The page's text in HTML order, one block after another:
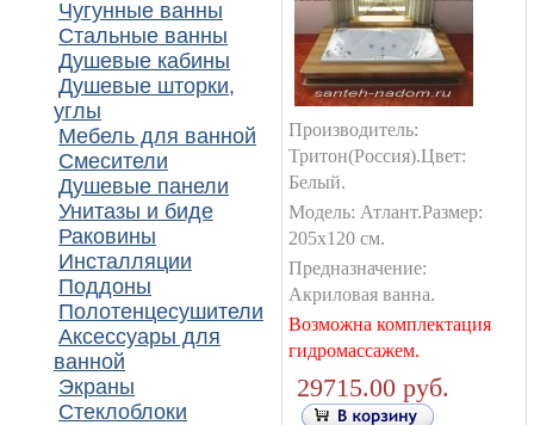
Чугунные ванны
Стальные ванны
Душевые кабины
Душевые шторки,
углы
Мебель для ванной
Смесители
Душевые панели
Унитазы и биде
Раковины
Инсталляции
Поддоны
Полотенцесушители
Аксессуары для
ванной
Экраны
Стеклоблоки
Производитель:
Тритон(Россия).Цвет:
Белый.
Модель: Атлант.Размер:
205х120 см.
Предназначение:
Акриловая ванна.
Возможна комплектация
гидромассажем.
29715.00 руб.